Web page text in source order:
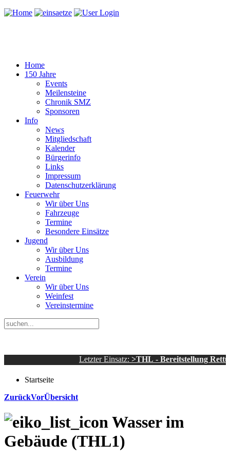
Home
150 Jahre
Events
Meilensteine
Chronik SMZ
Sponsoren
Info
News
Mitgliedschaft
Kalender
Bürgerinfo
Links
Impressum
Datenschutzerklärung
Feuerwehr
Wir über Uns
Fahrzeuge
Termine
Besondere Einsätze
Jugend
Wir über Uns
Ausbildung
Termine
Verein
Wir über Uns
Weinfest
Vereinstermine
Letzter Einsatz:>THL - Bereitstellung
Startseite
ZurückVorÜbersicht
Wasser im
Gebäude (THL1)